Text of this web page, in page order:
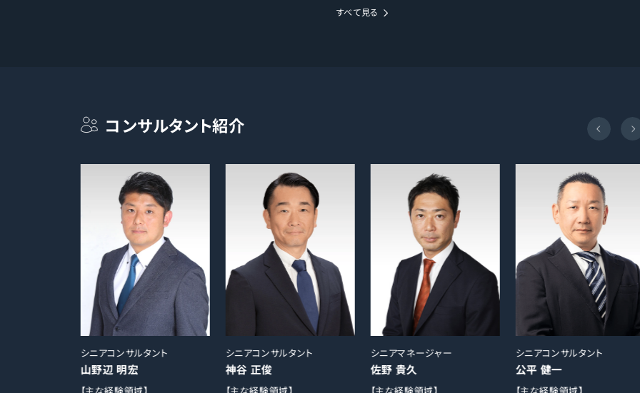
すべて見る
コンサルタント紹介
シニアコンサルタント
山野辺 明宏
【主な経験領域】
シニアコンサルタント
神谷 正俊
【主な経験領域】
シニアマネージャー
佐野 貴久
【主な経験領域】
シニアコンサルタント
公平 健一
【主な経験領域】